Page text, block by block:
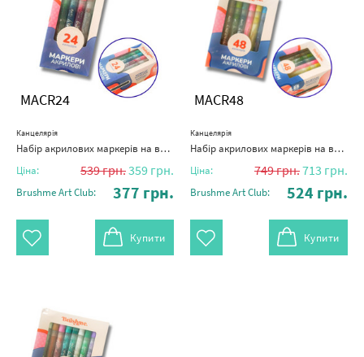
MACR24
Канцелярія
Набір акрилових маркерів на водній основі (24 шт)
Ціна: 539грн.359 грн.
Brushme Art Club: 377 грн.
Купити
MACR48
Канцелярія
Набір акрилових маркерів на водній основі (48 шт)
Ціна: 749грн.713 грн.
Brushme Art Club: 524 грн.
Купити